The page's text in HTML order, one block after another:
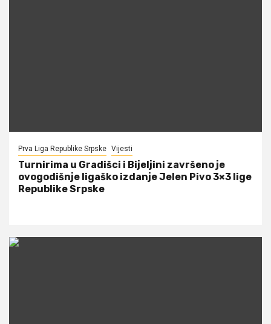
Prva Liga Republike Srpske Vijesti
Turnirima u Gradišci i Bijeljini završeno je
ovogodišnje ligaško izdanje Jelen Pivo 3×3 lige
Republike Srpske